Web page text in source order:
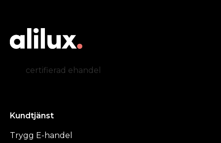
certifierad ehandel
Kundtjänst
Trygg E-handel